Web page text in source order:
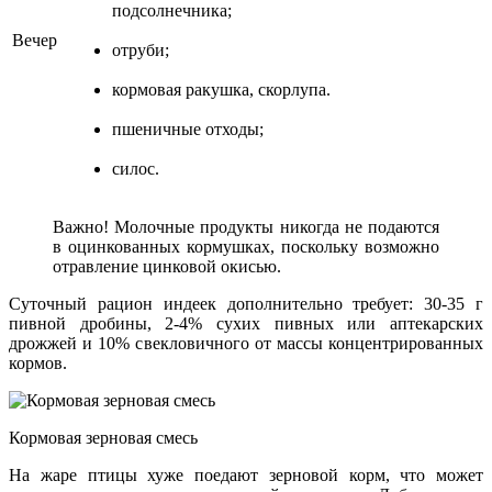
Вечер
подсолнечника;
отруби;
кормовая ракушка, скорлупа.
пшеничные отходы;
силос.
Важно! Молочные продукты никогда не подаются
в оцинкованных кормушках, поскольку возможно
отравление цинковой окисью.
Суточный рацион индеек дополнительно требует: 30-35 г
пивной дробины, 2-4% сухих пивных или аптекарских
дрожжей и 10% свекловичного от массы концентрированных
кормов.
Кормовая зерновая смесь
На жаре птицы хуже поедают зерновой корм, что может